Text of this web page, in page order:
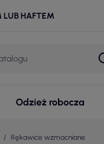
LUB HAFTEM
Odzież robocza
Rękawice wzmacniane